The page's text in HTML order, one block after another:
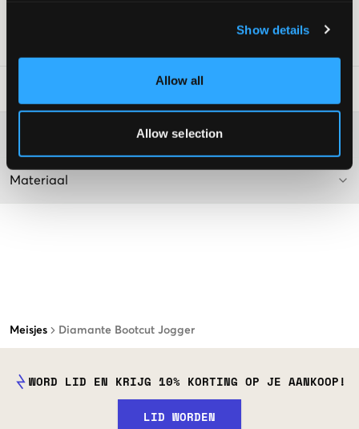
Show details
Allow all
Allow selection
Meisjes Diamante Bootcut Jogger
Materiaal
WORD LID EN KRIJG 10% KORTING OP JE AANKOOP!
LID WORDEN